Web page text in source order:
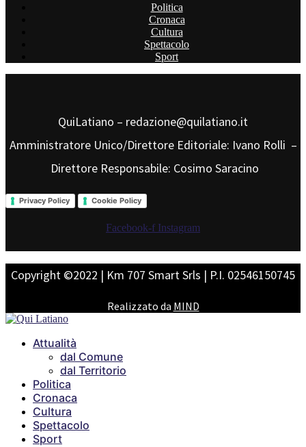
Politica
Cronaca
Cultura
Spettacolo
Sport
QuiLatiano – redazione@quilatiano.it
Amministratore Unico/Direttore Editoriale: Ivano Rolli –
Direttore Responsabile: Cosimo Saracino
Privacy Policy Cookie Policy
Facebook-f Instagram
Copyright ©2022 | Km 707 Smart Srls | P.I. 02546150745
Realizzato da MIND
Attualità
dal Comune
dal Territorio
Politica
Cronaca
Cultura
Spettacolo
Sport